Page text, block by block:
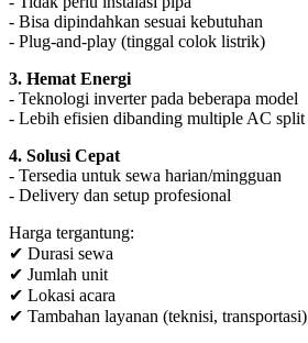
- Bisa dipindahkan sesuai kebutuhan
- Plug-and-play (tinggal colok listrik)
3. Hemat Energi
- Teknologi inverter pada beberapa model
- Lebih efisien dibanding multiple AC split
4. Solusi Cepat
- Tersedia untuk sewa harian/mingguan
- Delivery dan setup profesional
Harga tergantung:
✔ Durasi sewa
✔ Jumlah unit
✔ Lokasi acara
✔ Tambahan layanan (teknisi, transportasi)